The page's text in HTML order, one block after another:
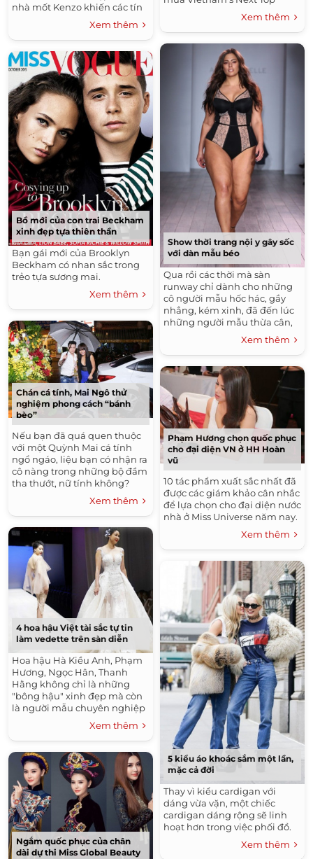
nhà mốt Kenzo khiến các tín
đồ thời trang Việt thích thú.
Xem thêm
Bồ mới của con trai Beckham
xinh đẹp tựa thiên thần
Bạn gái mới của Brooklyn
Beckham có nhan sắc trong
trẻo tựa sương mai.
Xem thêm
Chán cá tính, Mai Ngô thử
nghiệm phong cách “bánh
bèo”
Nếu bạn đã quá quen thuộc
với một Quỳnh Mai cá tính
ngổ ngáo, liệu bạn có nhận ra
cô nàng trong những bộ đầm
tha thướt, nữ tính không?
Xem thêm
4 hoa hậu Việt tài sắc tự tin
làm vedette trên sàn diễn
Hoa hậu Hà Kiều Anh, Phạm
Hương, Ngọc Hân, Thanh
Hằng không chỉ là những
"bông hậu" xinh đẹp mà còn
là người mẫu chuyên nghiệp
Xem thêm
Ngắm quốc phục của chân
dài dự thi Miss Global Beauty
Model (VNTM), Thanh Hằng –
vị Host quyền lực, luôn gây
được ấn tượng mạnh mẽ bởi
gu thời trang khiến nhiều
người “mẩn mê”.
Xem thêm
Show thời trang nội y gây sốc
với dàn mẫu béo
Qua rồi các thời mà sàn
runway chỉ dành cho những
cô người mẫu hốc hác, gầy
nhẳng, kém xinh, đã đến lúc
những người mẫu thừa cân,
Xem thêm
Phạm Hương chọn quốc phục
cho đại diện VN ở HH Hoàn
vũ
10 tác phẩm xuất sắc nhất đã
được các giám khảo cân nhắc
để lựa chọn cho đại diện nước
nhà ở Miss Universe năm nay.
Xem thêm
5 kiểu áo khoác sắm một lần,
mặc cả đời
Thay vì kiểu cardigan với
dáng vừa vặn, một chiếc
cardigan dáng rộng sẽ linh
hoạt hơn trong việc phối đồ.
Xem thêm